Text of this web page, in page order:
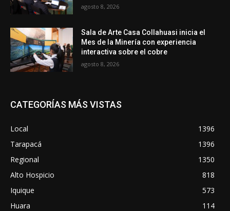
agosto 8, 2026
Sala de Arte Casa Collahuasi inicia el
Mes de la Minería con experiencia
interactiva sobre el cobre
agosto 8, 2026
CATEGORÍAS MÁS VISTAS
Local
1396
Tarapacá
1396
Regional
1350
Alto Hospicio
818
Iquique
573
Huara
114